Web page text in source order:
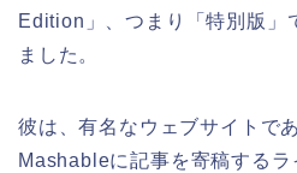
Edition」、つまり「特別版」
ました。
彼は、有名なウェブサイトで
Mashableに記事を寄稿するラ